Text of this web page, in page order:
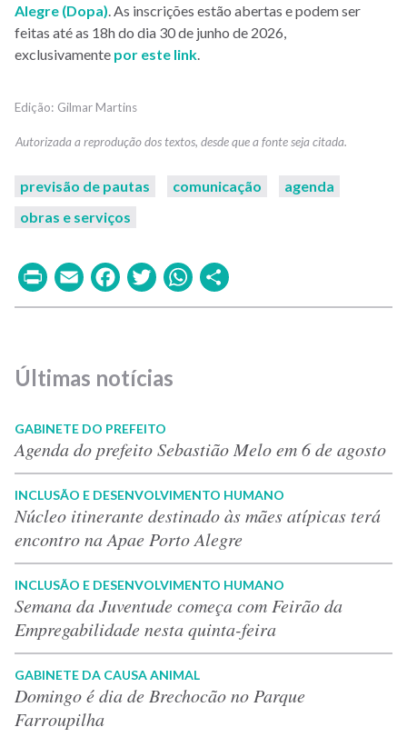
Alegre (Dopa) . As inscrições estão abertas e podem ser
feitas até as 18h do dia 30 de junho de 2026,
exclusivamente por este link
Gilmar Martins
previsão de pautas comunicação
agenda
obras e serviços
PrintEmailFacebook
TwitterWhatsApp
Últimas notícias
GABINETE DO PREFEITO
Agenda do prefeito Sebastião Melo em 6 de agosto
INCLUSÃO E DESENVOLVIMENTO HUMANO
Núcleo itinerante destinado às mães atípicas terá
encontro na Apae Porto Alegre
INCLUSÃO E DESENVOLVIMENTO HUMANO
Semana da Juventude começa com Feirão da
Empregabilidade nesta quinta-feira
GABINETE DA CAUSA ANIMAL
Domingo é dia de Brechocão no Parque
Farroupilha